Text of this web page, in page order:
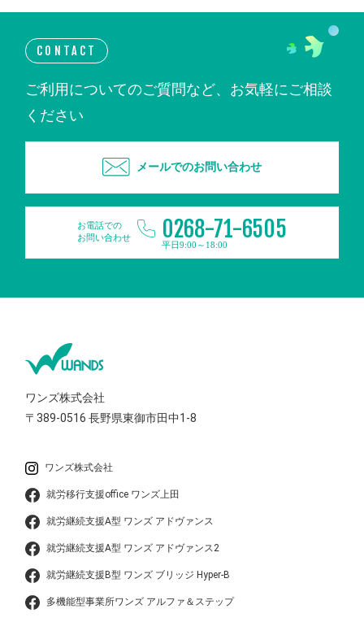
CONTACT
ご利用についてのご質問など、お気軽にご相談
ください
メールでのお問い合わせ
お電話での
お問い合わせ
0268-71-6505
平日9:00～18:00
ワンズ株式会社
〒389-0516長野県東御市田中1-8
ワンズ株式会社
就労移行支援office ワンズ上田
就労継続支援A型 ワンズ アドヴァンス
就労継続支援A型 ワンズ アドヴァンス2
就労継続支援B型 ワンズ ブリッジ Hyper-B
多機能型事業所ワンズ アルファ＆ステップ